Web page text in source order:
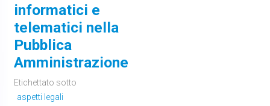
informatici e
telematici nella
Pubblica
Amministrazione
Etichettato sotto
aspetti legali